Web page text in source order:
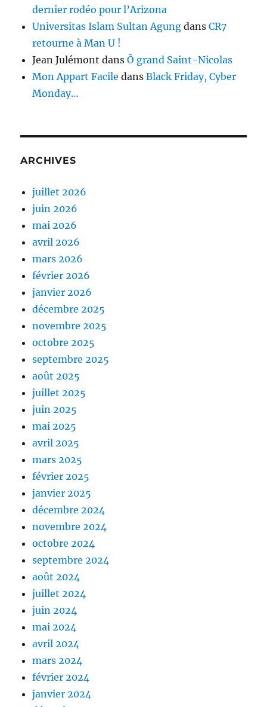
dernier rodéo pour l’Arizona
Universitas Islam Sultan Agung dansCR7
retourne à Man U !
Jean Julémont dansÔ grand Saint-Nicolas
Mon Appart Facile dansBlack Friday, Cyber
Monday…
ARCHIVES
juillet 2026
juin 2026
mai 2026
avril 2026
mars 2026
février 2026
janvier 2026
décembre 2025
novembre 2025
octobre 2025
septembre 2025
août 2025
juillet 2025
juin 2025
mai 2025
avril 2025
mars 2025
février 2025
janvier 2025
décembre 2024
novembre 2024
octobre 2024
septembre 2024
août 2024
juillet 2024
juin 2024
mai 2024
avril 2024
mars 2024
février 2024
janvier 2024